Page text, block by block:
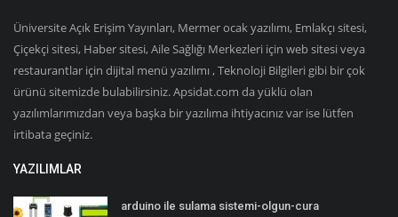
Üniversite Açık Erişim Yayınları, Mermer ocak yazılımı, Emlakçı sitesi,
Çiçekçi sitesi, Haber sitesi, Aile Sağlığı Merkezleri için web sitesi veya
restaurantlar için dijital menü yazılımı , Teknoloji Bilgileri gibi bir çok
ürünü sitemizde bulabilirsiniz. Apsidat.com da yüklü olan
yazılımlarımızdan veya başka bir yazılıma ihtiyacınız var ise lütfen
irtibata geçiniz.
YAZILIMLAR
arduino ile sulama sistemi-olgun-cura